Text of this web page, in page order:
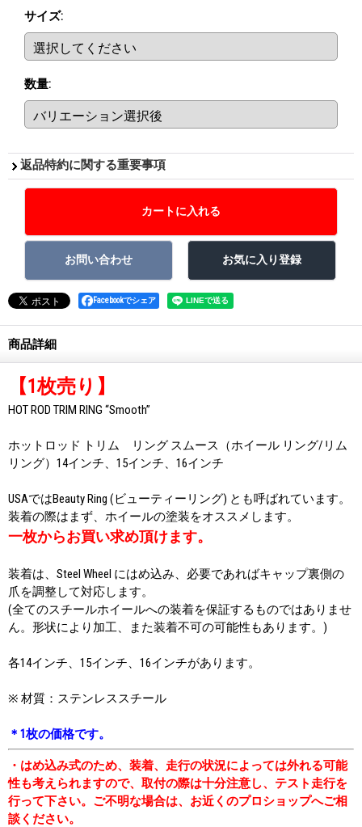
サイズ:
数量:
返品特約に関する重要事項
Facebookでシェア
商品詳細
【1枚売り】
HOT ROD TRIM RING “Smooth”
ホットロッド トリム リング スムース（ホイール リング/リム
リング）14インチ、15インチ、16インチ
USAではBeauty Ring (ビューティーリング) とも呼ばれています。
装着の際はまず、ホイールの塗装をオススメします。
一枚からお買い求め頂けます。
装着は、Steel Wheel にはめ込み、必要であればキャップ裏側の
爪を調整して対応します。
(全てのスチールホイールへの装着を保証するものではありませ
ん。形状により加工、また装着不可の可能性もあります。)
各14インチ、15インチ、16インチがあります。
※ 材質：ステンレススチール
＊1枚の価格です。
・はめ込み式のため、装着、走行の状況によっては外れる可能
性も考えられますので、取付の際は十分注意し、テスト走行を
行って下さい。ご不明な場合は、お近くのプロショップへご相
談ください。